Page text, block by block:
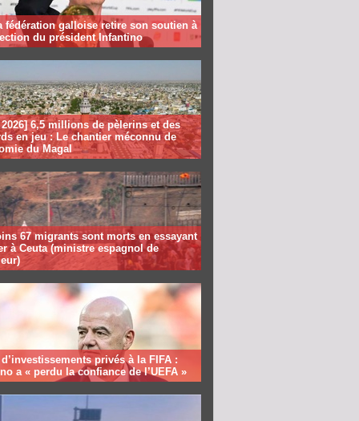
fédération galloise retire son soutien à
du président Infantino
6,5 millions de pèlerins et des
en jeu : Le chantier méconnu de
du Magal
67 migrants sont morts en essayant
à Ceuta (ministre espagnol de
privés à la FIFA :
a « perdu la confiance de l’UEFA »